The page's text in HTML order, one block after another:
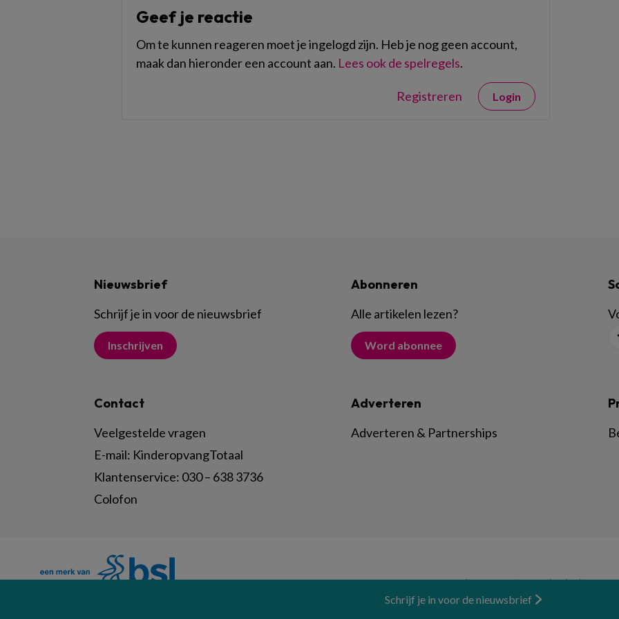
Geef je reactie
Om te kunnen reageren moet je ingelogd zijn. Heb je nog geen account,
maak dan hieronder een account aan. Lees ook de spelregels.
Registreren Login
Nieuwsbrief
Schrijf je in voor de nieuwsbrief
Inschrijven
Abonneren
Alle artikelen lezen?
Word abonnee
Contact
Veelgestelde vragen
E-mail: KinderopvangTotaal
Klantenservice: 030 – 638 3736
Colofon
Adverteren
Adverteren & Partnerships
© BSL Media & Learning, onderdeel van
Schrijf je in voor de nieuwsbrief